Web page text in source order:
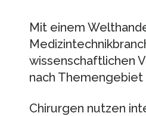
Mit einem
wissenschaftlichen
nach Themengebiet
Chirurgen nutzen